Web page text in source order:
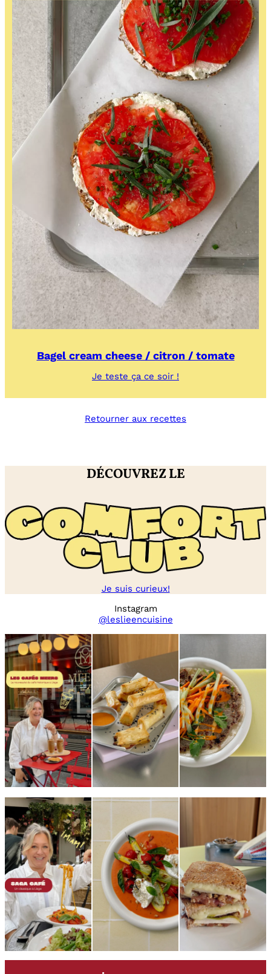
Bagel cream cheese / citron / tomate
Je teste ça ce soir !
cream
/
Retourner aux recettes
DÉCOUVREZ LE
Je suis curieux!
Instagram
@leslieencuisine